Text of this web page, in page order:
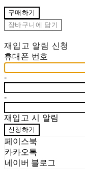
구매하기
장바구니에 담기
재입고 알림 신청
휴대폰 번호
-
-
재입고 시 알림
신청하기
페이스북
카카오톡
네이버 블로그